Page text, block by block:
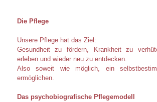
Die Pflege
Unsere Pflege hat das Ziel:
Gesundheit zu fördern, Krankheit zu
erleben und wieder neu zu entdecken.
Also soweit wie möglich, ein
ermöglichen.
Das psychobiografische Pflegemodell